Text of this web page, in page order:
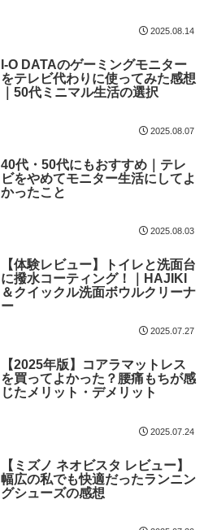
2025.08.14
I-O DATAのゲーミングモニター
をテレビ代わりに使ってみた感想
｜50代ミニマル生活の選択
2025.08.07
40代・50代にもおすすめ｜テレ
ビをやめてモニター生活にしてよ
かったこと
2025.08.03
【体験レビュー】トイレと洗面台
に撥水コーティング！｜HAJIKI
＆クイックル洗面ボウルクリーナ
ー
2025.07.27
【2025年版】コアラマットレス
を買ってよかった？腰痛もちが感
じたメリット・デメリット
2025.07.24
【ミズノ ネオビスタ レビュー】
幅広の私でも快適だったランニン
グシューズの感想